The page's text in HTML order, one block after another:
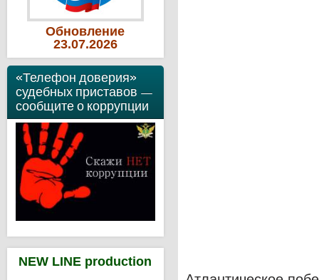
Обновление
23.07.2026
«Телефон доверия»
судебных приставов —
сообщите о коррупции
NEW LINE production